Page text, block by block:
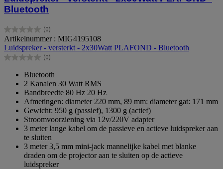
Bluetooth
(0)
0.0
van
de
5
Artikelnummer : MIG4195108
Luidspreker - versterkt - 2x30Watt PLAFOND - Bluetooth
(0)
0.0
sterren.
Bluetooth
2 Kanalen 30 Watt RMS
Bandbreedte 80 Hz 20 Hz
Afmetingen: diameter 220 mm, 89 mm: diameter gat: 171 mm
Gewicht: 950 g (passief), 1300 g (actief)
Stroomvoorziening via 12v/220V adapter
3 meter lange kabel om de passieve en actieve luidspreker aan
te sluiten
3 meter 3,5 mm mini-jack mannelijke kabel met blanke
draden om de projector aan te sluiten op de actieve
luidspreker